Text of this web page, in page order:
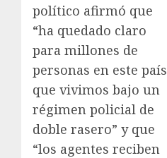
político afirmó que
“ha quedado claro
para millones de
personas en este país
que vivimos bajo un
régimen policial de
doble rasero” y que
“los agentes reciben